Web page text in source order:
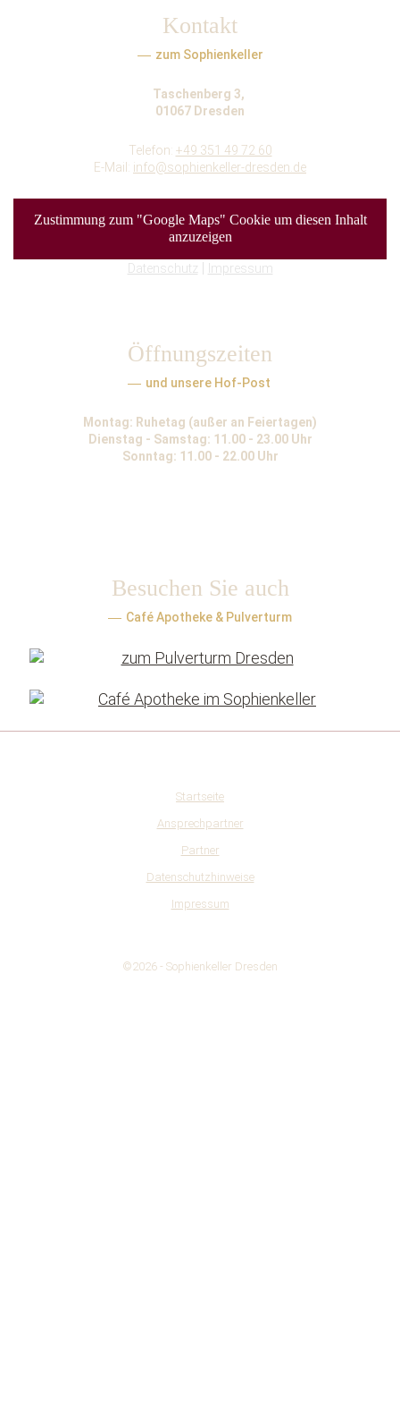
Kontakt
zum Sophienkeller
Taschenberg 3,
01067 Dresden
Telefon: +49 351 49 72 60
E-Mail: info@sophienkeller-dresden.de
Zustimmung zum "Google Maps" Cookie um diesen Inhalt
anzuzeigen
Datenschutz | Impressum
Öffnungszeiten
und unsere Hof-Post
Montag: Ruhetag (außer an Feiertagen)
Dienstag - Samstag: 11.00 - 23.00 Uhr
Sonntag: 11.00 - 22.00 Uhr
Besuchen Sie auch
Café Apotheke & Pulverturm
Startseite
Ansprechpartner
Partner
Datenschutzhinweise
Impressum
©2026 - Sophienkeller Dresden